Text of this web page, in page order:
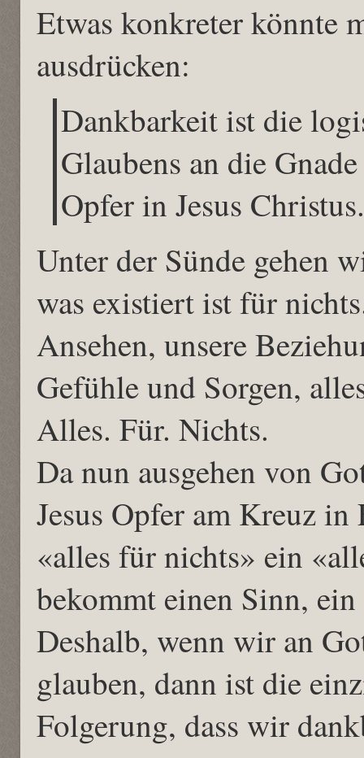
Etwas konkreter könnte
ausdrücken:
Dankbarkeit ist die
Glaubens an die
Opfer in Jesus Christus.
Unter der Sünde gehen
was existiert ist für
Ansehen, unsere
Gefühle und Sorgen,
Alles. Für. Nichts.
Da nun ausgehen von
Jesus Opfer am Kreuz
«alles für nichts» ein
bekommt einen Sinn,
Deshalb, wenn wir an
glauben, dann ist die
Folgerung, dass wir